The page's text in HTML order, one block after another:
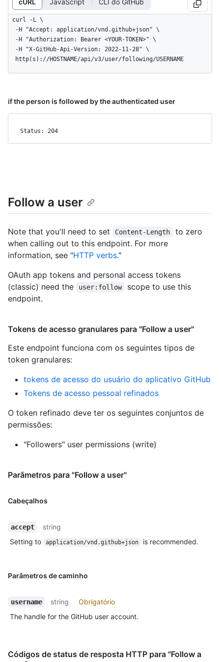
cURL JavaScript CLI do GitHub
curl -L \
  http(s)://HOSTNAME/api/v3/user/following/USERNAME
if the person is followed by the authenticated user
Status: 204
Follow a user
Note that you'll need to set Content-Length
to zero
when calling out to this endpoint. For more
information, see "HTTP verbs."
OAuth app tokens and personal access tokens
(classic) need the
user:follow
scope to use this
endpoint.
Tokens de acesso granulares para "Follow a user"
Este endpoint funciona com os seguintes tipos de
token granulares:
tokens de acesso do usuário do aplicativo GitHub
Tokens de acesso pessoal refinados
O token refinado deve ter os seguintes conjuntos de
permissões:
"Followers" user permissions (write)
Parâmetros para "Follow a user"
Cabeçalhos
accept
string
Setting to
application/vnd.github+json is recommended.
Parâmetros de caminho
username string
Obrigatório
The handle for the GitHub user account.
Códigos de status de resposta HTTP para "Follow a